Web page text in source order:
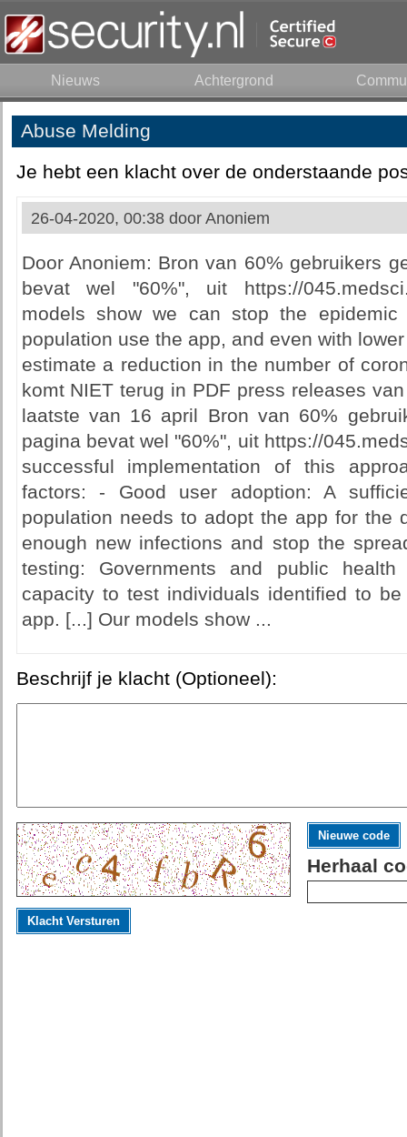
Nieuws Achtergrond
Abuse Melding
Je hebt een klacht over de onderstaande
26-04-2020, 00:38 door Anoniem
Door Anoniem: Bron van 60% gebruikers
bevat wel "60%", uit https://
models show we can stop the
population use the app, and even with
estimate a reduction in the number of
komt NIET terug in PDF press releases
laatste van 16 april Bron van 60%
pagina bevat wel "60%", uit https://
successful implementation of this
factors: - Good user adoption: A
population needs to adopt the app for the
enough new infections and stop the
testing: Governments and public
capacity to test individuals identified to
app. [...] Our models show ...
Beschrijf je klacht (Optioneel):
Nieuwe code
Herhaal
Klacht Versturen